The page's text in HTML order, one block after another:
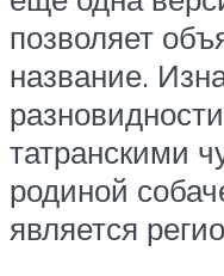
позволяет
название.
татранскими
родиной
является